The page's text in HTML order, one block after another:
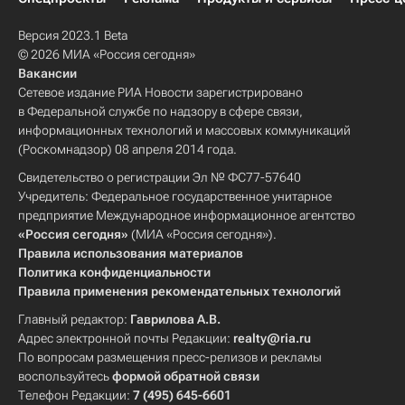
Версия 2023.1 Beta
© 2026 МИА «Россия сегодня»
Вакансии
Сетевое издание РИА Новости зарегистрировано
в Федеральной службе по надзору в сфере связи,
информационных технологий и массовых коммуникаций
(Роскомнадзор) 08 апреля 2014 года.
Свидетельство о регистрации Эл № ФС77-57640
Учредитель: Федеральное государственное унитарное
предприятие Международное информационное агентство
«Россия сегодня» (МИА «Россия сегодня»).
Правила использования материалов
Политика конфиденциальности
Правила применения рекомендательных технологий
Главный редактор: Гаврилова А.В.
Адрес электронной почты Редакции: realty@ria.ru
По вопросам размещения пресс-релизов и рекламы
воспользуйтесьформой обратной связи
Телефон Редакции: 7 (495) 645-6601